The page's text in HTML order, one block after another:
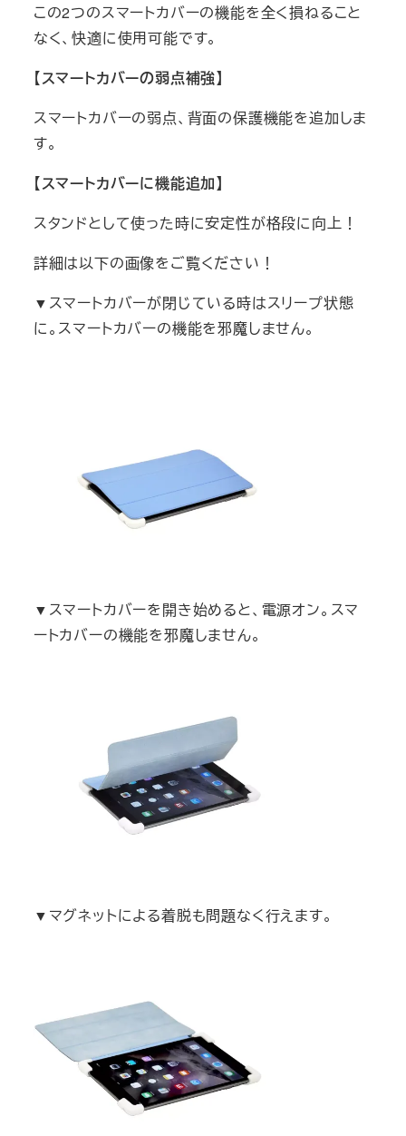
この2つのスマートカバーの機能を全く損ねること
なく、快適に使用可能です。
【スマートカバーの弱点補強】
スマートカバーの弱点、背面の保護機能を追加しま
す。
【スマートカバーに機能追加】
スタンドとして使った時に安定性が格段に向上！
詳細は以下の画像をご覧ください！
▼スマートカバーが閉じている時はスリープ状態
に。スマートカバーの機能を邪魔しません。
▼スマートカバーを開き始めると、電源オン。スマ
ートカバーの機能を邪魔しません。
▼マグネットによる着脱も問題なく行えます。